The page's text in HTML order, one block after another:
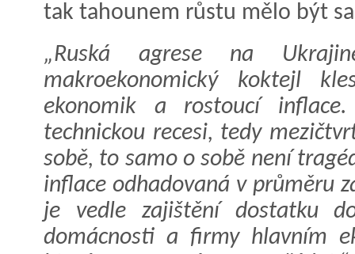
tak tahounem růstu mělo být
„Ruská agrese na
makroekonomický koktejl
ekonomik a rostoucí
technickou recesi, tedy
sobě, to samo o sobě není
inflace odhadovaná v průměru
je vedle zajištění dostatku
domácnosti a firmy hlavním